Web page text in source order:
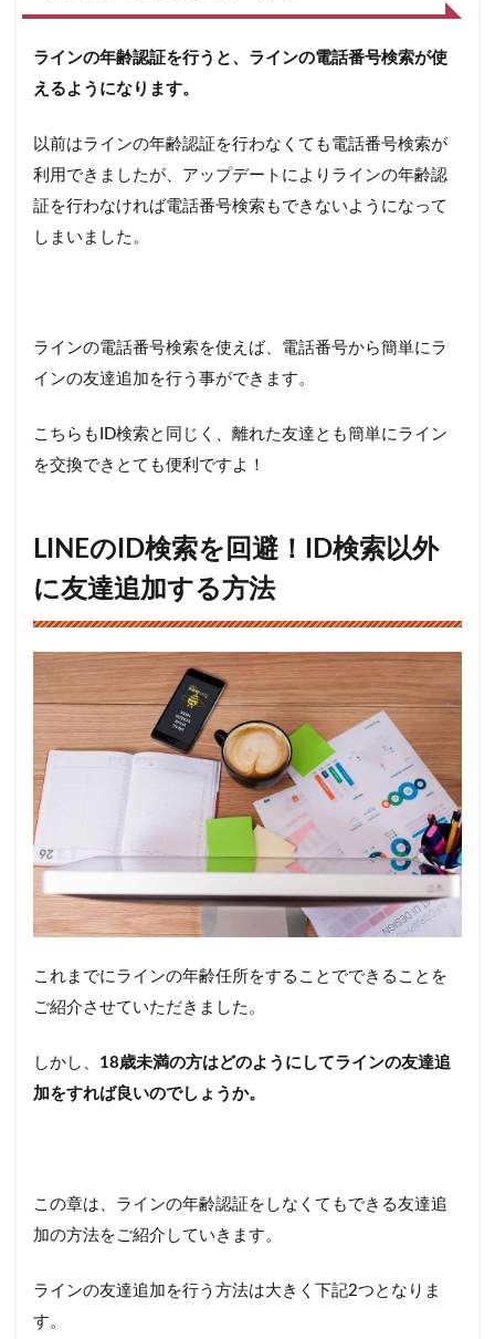
ラインの年齢認証を行うと、ラインの電話番号検索が使
えるようになります。
以前はラインの年齢認証を行わなくても電話番号検索が
利用できましたが、アップデートによりラインの年齢認
証を行わなければ電話番号検索もできないようになって
しまいました。
ラインの電話番号検索を使えば、電話番号から簡単にラ
インの友達追加を行う事ができます。
こちらもID検索と同じく、離れた友達とも簡単にライン
を交換できとても便利ですよ！
LINEのID検索を回避！ID検索以外
に友達追加する方法
これまでにラインの年齢任所をすることでできることを
ご紹介させていただきました。
しかし、 18歳未満の方はどのようにしてラインの友達追
加をすれば良いのでしょうか。
この章は、ラインの年齢認証をしなくてもできる友達追
加の方法をご紹介していきます。
ラインの友達追加を行う方法は大きく下記2つとなりま
す。